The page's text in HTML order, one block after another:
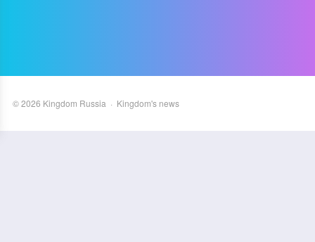
©2026 Kingdom Russia· Kingdom's news